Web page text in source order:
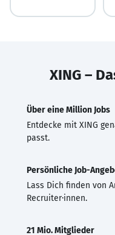
XING –
Über eine Million Jobs
Entdecke mit XING
passt.
Persönliche Job-
Lass Dich finden von
Recruiter·innen.
21 Mio. Mitglieder